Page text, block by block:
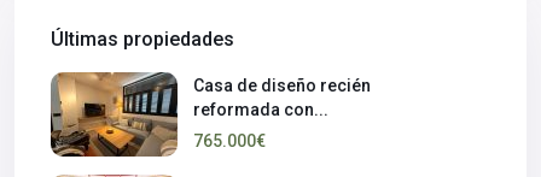
Últimas propiedades
Casa de diseño recién
reformada con...
765.000€